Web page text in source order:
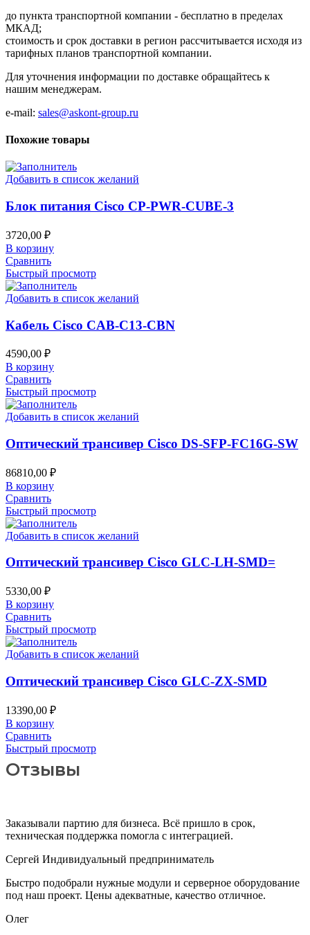
до пункта транспортной компании - бесплатно в пределах
МКАД;
стоимость и срок доставки в регион рассчитывается исходя из
тарифных планов транспортной компании.
Для уточнения информации по доставке обращайтесь к
нашим менеджерам.
e-mail: sales@askont-group.ru
Похожие товары
Добавить в список желаний
Блок питания Cisco CP-PWR-CUBE-3
3720,00 ₽
В корзину
Сравнить
Быстрый просмотр
Добавить в список желаний
Кабель Cisco CAB-C13-CBN
4590,00 ₽
В корзину
Сравнить
Быстрый просмотр
Добавить в список желаний
Оптический трансивер Cisco DS-SFP-FC16G-SW
86810,00 ₽
В корзину
Сравнить
Быстрый просмотр
Добавить в список желаний
Оптический трансивер Cisco GLC-LH-SMD=
5330,00 ₽
В корзину
Сравнить
Быстрый просмотр
Добавить в список желаний
Оптический трансивер Cisco GLC-ZX-SMD
13390,00 ₽
В корзину
Сравнить
Быстрый просмотр
Отзывы
Заказывали партию для бизнеса. Всё пришло в срок,
техническая поддержка помогла с интеграцией.
Сергей Индивидуальный предприниматель
Быстро подобрали нужные модули и серверное оборудование
под наш проект. Цены адекватные, качество отличное.
Олег